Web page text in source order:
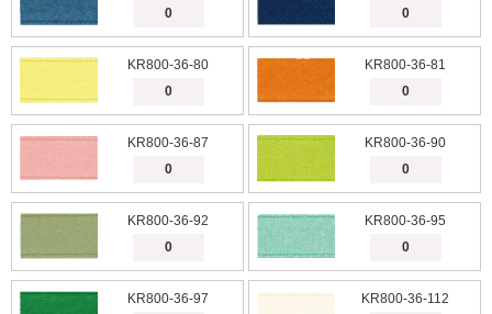
KR800-36-80 KR800-36-81
KR800-36-87 KR800-36-90
KR800-36-92 KR800-36-95
KR800-36-97 KR800-36-112